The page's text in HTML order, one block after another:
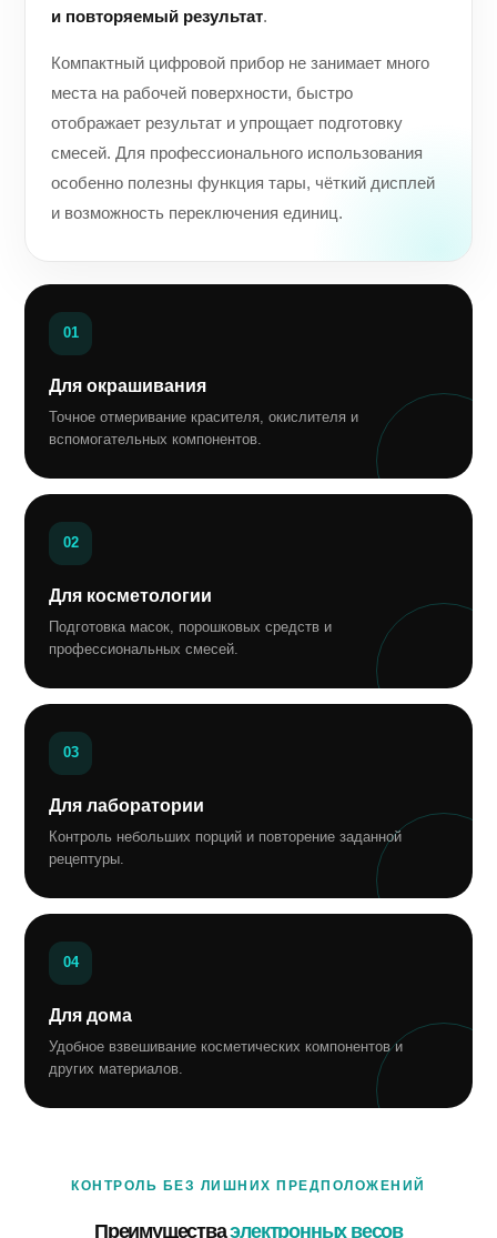
и повторяемый результат.
Компактный цифровой прибор не занимает много
места на рабочей поверхности, быстро
отображает результат и упрощает подготовку
смесей. Для профессионального использования
особенно полезны функция тары, чёткий дисплей
и возможность переключения единиц.
01
Для окрашивания
Точное отмеривание красителя, окислителя и
вспомогательных компонентов.
02
Для косметологии
Подготовка масок, порошковых средств и
профессиональных смесей.
03
Для лаборатории
Контроль небольших порций и повторение заданной
рецептуры.
04
Для дома
Удобное взвешивание косметических компонентов и
других материалов.
КОНТРОЛЬ БЕЗ ЛИШНИХ ПРЕДПОЛОЖЕНИЙ
Преимуществаэлектронных весов